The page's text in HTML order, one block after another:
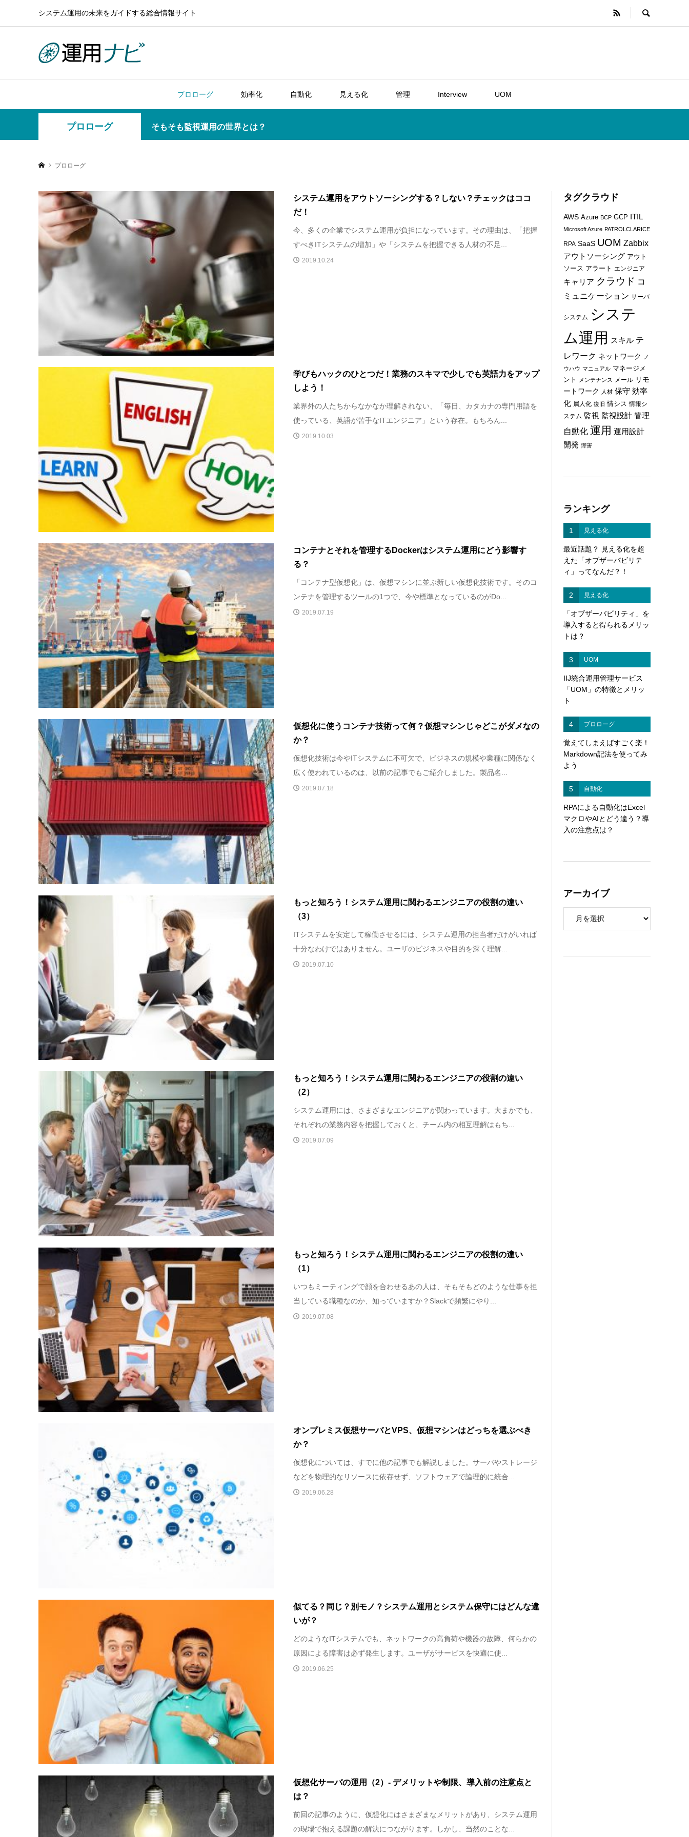
システム運用の未来をガイドする総合情報サイト
プロローグ 効率化 自動化 見える化 管理 Interview UOM
プロローグ そもそも監視運用の世界とは？
プロローグ
システム運用をアウトソーシングする？しない？チェックはココ
だ！
今、多くの企業でシステム運用が負担になっています。その理由は、「把握
すべきITシステムの増加」や「システムを把握できる人材の不足...
2019.10.24
学びもハックのひとつだ！業務のスキマで少しでも英語力をアップ
しよう！
業界外の人たちからなかなか理解されない、「毎日、カタカナの専門用語を
使っている、英語が苦手なITエンジニア」という存在。もちろん...
2019.10.03
コンテナとそれを管理するDockerはシステム運用にどう影響す
る？
「コンテナ型仮想化」は、仮想マシンに並ぶ新しい仮想化技術です。そのコ
ンテナを管理するツールの1つで、今や標準となっているのがDo...
2019.07.19
仮想化に使うコンテナ技術って何？仮想マシンじゃどこがダメなの
か？
仮想化技術は今やITシステムに不可欠で、ビジネスの規模や業種に関係なく
広く使われているのは、以前の記事でもご紹介しました。製品名...
2019.07.18
もっと知ろう！システム運用に関わるエンジニアの役割の違い
（3）
ITシステムを安定して稼働させるには、システム運用の担当者だけがいれば
十分なわけではありません。ユーザのビジネスや目的を深く理解...
2019.07.10
もっと知ろう！システム運用に関わるエンジニアの役割の違い
（2）
システム運用には、さまざまなエンジニアが関わっています。大まかでも、
それぞれの業務内容を把握しておくと、チーム内の相互理解はもち...
2019.07.09
もっと知ろう！システム運用に関わるエンジニアの役割の違い
（1）
いつもミーティングで顔を合わせるあの人は、そもそもどのような仕事を担
当している職種なのか、知っていますか？Slackで頻繁にやり...
2019.07.08
オンプレミス仮想サーバとVPS、仮想マシンはどっちを選ぶべき
か？
仮想化については、すでに他の記事でも解説しました。サーバやストレージ
などを物理的なリソースに依存せず、ソフトウェアで論理的に統合...
2019.06.28
似てる？同じ？別モノ？システム運用とシステム保守にはどんな違
いが？
どのようなITシステムでも、ネットワークの高負荷や機器の故障、何らかの
原因による障害は必ず発生します。ユーザがサービスを快適に使...
2019.06.25
仮想化サーバの運用（2）- デメリットや制限、導入前の注意点と
は？
前回の記事のように、仮想化にはさまざまなメリットがあり、システム運用
の現場で抱える課題の解決につながります。しかし、当然のことな...
タグクラウド
AWS Azure BCP GCP ITIL
Microsoft Azure PATROLCLARICE
RPA SaaS UOM Zabbix
アウトソーシング アウト
ソース アラート エンジニア
キャリア クラウド コ
ミュニケーション サーバ
システム システ
ム運用 スキル テ
レワーク ネットワーク
ノ
ウハウ マニュアル マネージメ
ント
メンテナンス メール リモ
ートワーク
人材 保守 効率
化 属人化 復旧 情シス 情報シ
ステム 監視 監視設計 管理
自動化 運用 運用設計
開発 障害
ランキング
1 見える化
最近話題？ 見える化を超
えた「オブザーバビリテ
ィ」ってなんだ？！
2 見える化
「オブザーバビリティ」を
導入すると得られるメリッ
トは？
3 UOM
IIJ統合運用管理サービス
「UOM」の特徴とメリッ
ト
4 プロローグ
覚えてしまえばすごく楽！
Markdown記法を使ってみ
よう
5 自動化
RPAによる自動化はExcel
マクロやAIとどう違う？導
入の注意点は？
アーカイブ